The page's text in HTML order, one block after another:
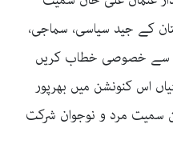
کے جید سیاسی، سماجی،
سے خصوصی خطاب کریں
اس کنونشن میں بھرپور
سمیت مرد و نوجوان شرکت